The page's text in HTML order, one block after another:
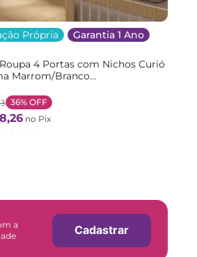
Própria Garantia 1 Ano
4 Portas com Nichos Curió
Marrom/Branco
36%OFF
,26no Pix
a
Cadastrar